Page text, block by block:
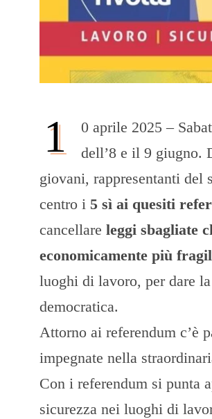
1
0 aprile 2025 –
dell’8 e il 9 giugno.
giovani, rappresentanti
centro i 5 sì ai quesiti
cancellare leggi sbagliate
economicamente più
luoghi di lavoro, per dare
democratica.
Attorno ai referendum c’è
impegnate nella
Con i referendum si punta
sicurezza nei luoghi di